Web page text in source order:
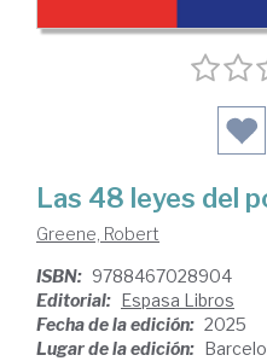
Las 48 leyes del
Greene, Robert
ISBN: 9788467028904
Editorial:
Espasa Libros
Fecha de la edición: 2025
Lugar de la edición: